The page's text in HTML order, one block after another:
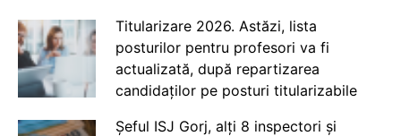
Titularizare 2026. Astăzi, lista
posturilor pentru profesori va fi
actualizată, după repartizarea
candidaților pe posturi titularizabile
Șeful ISJ Gorj, alți 8 inspectori și